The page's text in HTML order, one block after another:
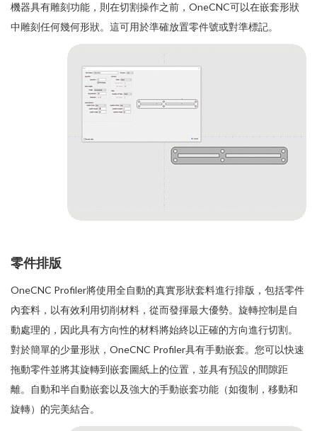
機器具有雕刻功能，則在切割操作之前，OneCNC可以在嵌套形狀
中雕刻任何幾何形狀。這可用於準確放置零件號或對準標記。
零件排版
OneCNC Profiler將使用全自動的真實形狀套料進行排版，包括零件
內套料，以有效利用切削材料，從而發揮最大優勢。旋轉控制是自
動處理的，因此具有方向性的材料將始終以正確的方向進行切割。
對於簡單的少量形狀，OneCNC Profiler具有手動嵌套。您可以快速
拖動零件並將其旋轉到嵌套圖紙上的位置，並具有預設的間隙距
離。自動和半自動嵌套以及強大的手動嵌套功能（如復制，移動和
旋轉）的完美結合。